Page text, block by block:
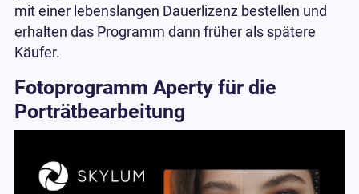
mit einer lebenslangen Dauerlizenz bestellen und
erhalten das Programm dann früher als spätere
Käufer.
Fotoprogramm Aperty für die
Porträtbearbeitung